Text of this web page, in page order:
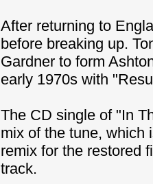
After returning to
before breaking up.
Gardner to form
early 1970s with
The CD single of "In
mix of the tune, which
remix for the restored
track.